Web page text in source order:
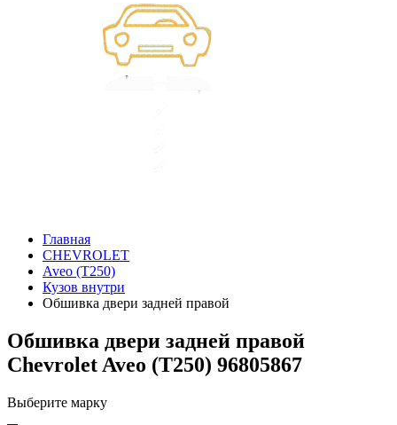
Главная
CHEVROLET
Aveo (T250)
Кузов внутри
Обшивка двери задней правой
Обшивка двери задней правой
Chevrolet Aveo (T250) 96805867
Выберите марку